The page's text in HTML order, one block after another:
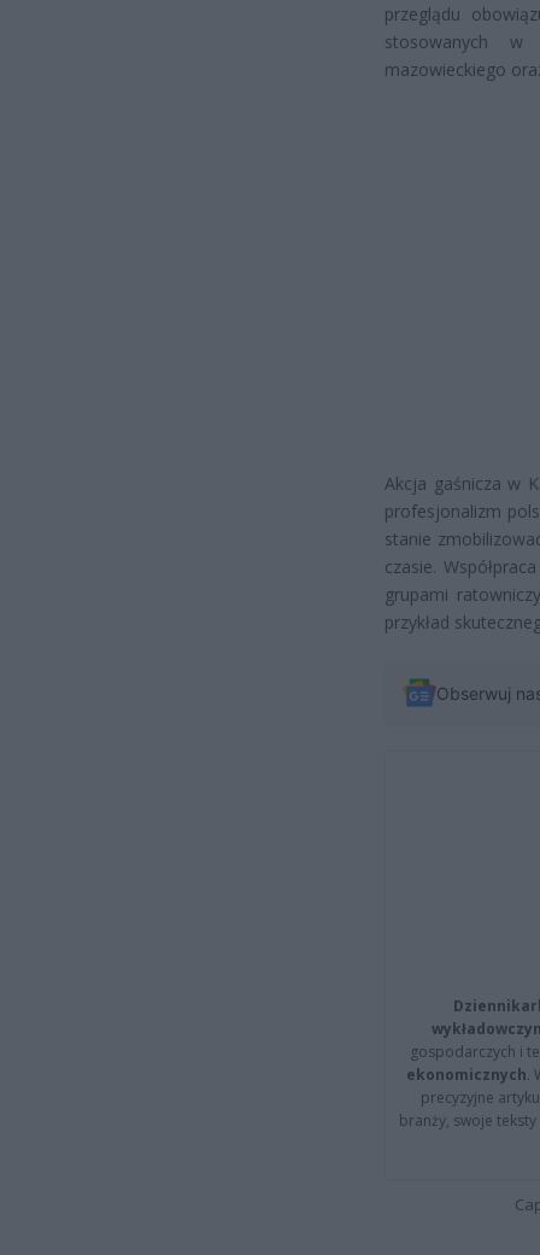
przeglądu
stosowanych w
mazowieckiego
Akcja gaśnicza w
profesjonalizm
stanie
czasie.
grupami
przykład
Obserwuj
gospodarczych i
ekonomicznych.
precyzyjne
branży, swoje